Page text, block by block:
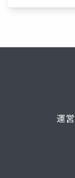
運